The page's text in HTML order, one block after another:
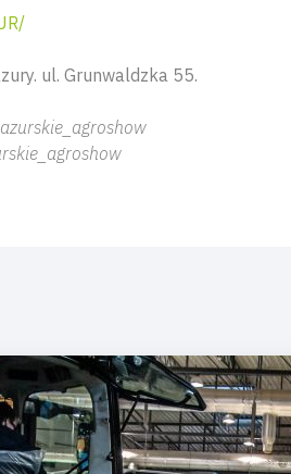
ul. Grunwaldzka 55.